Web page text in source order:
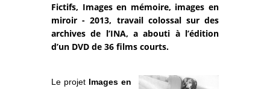
Fictifs, Images en mémoire, images en
miroir - 2013, travail colossal sur des
archives de l’INA, a abouti à l’édition
d’un DVD de 36 films courts.
Le projet Images en